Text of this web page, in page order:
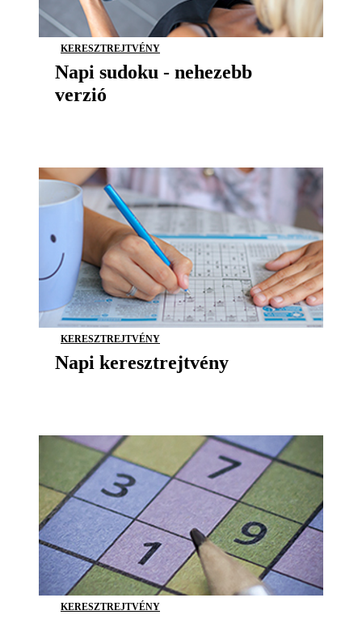
KERESZTREJTVÉNY
Napi sudoku - nehezebb
verzió
KERESZTREJTVÉNY
Napi keresztrejtvény
KERESZTREJTVÉNY